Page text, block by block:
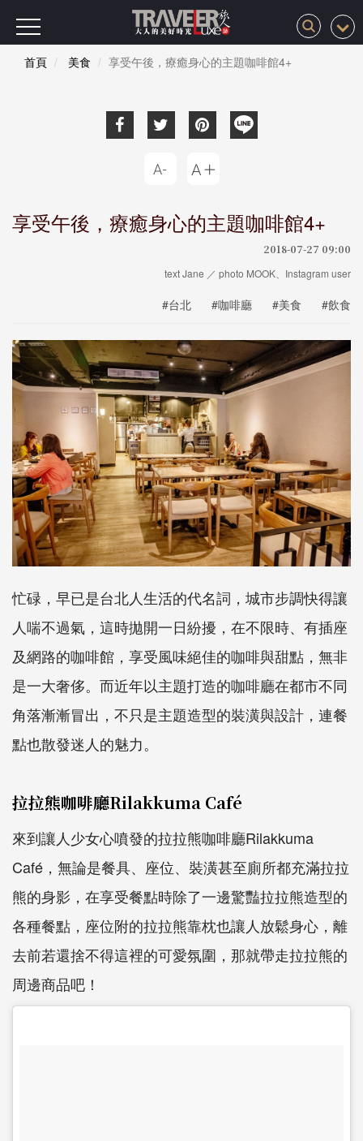
首頁 美食 享受午後，療癒身心的主題咖啡館4+
享受午後，療癒身心的主題咖啡館4+
2018-07-27 09:00
text Jane ／ photo MOOK、Instagram user
#台北 #咖啡廳 #美食 #飲食
忙碌，早已是台北人生活的代名詞，城市步調快得讓
人喘不過氣，這時拋開一日紛擾，在不限時、有插座
及網路的咖啡館，享受風味絕佳的咖啡與甜點，無非
是一大奢侈。而近年以主題打造的咖啡廳在都市不同
角落漸漸冒出，不只是主題造型的裝潢與設計，連餐
點也散發迷人的魅力。
拉拉熊咖啡廳Rilakkuma Café
來到讓人少女心噴發的拉拉熊咖啡廳Rilakkuma
Café，無論是餐具、座位、裝潢甚至廁所都充滿拉拉
熊的身影，在享受餐點時除了一邊驚豔拉拉熊造型的
各種餐點，座位附的拉拉熊靠枕也讓人放鬆身心，離
去前若還捨不得這裡的可愛氛圍，那就帶走拉拉熊的
周邊商品吧！